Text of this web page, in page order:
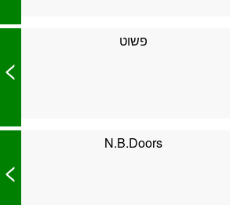
פשוט
>
N.B.Doors
>